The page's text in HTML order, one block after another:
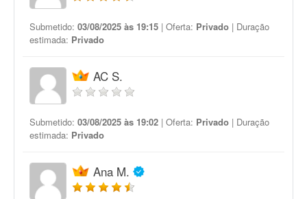
Submetido: 03/08/2025 às 19:15 | Oferta: Privado | Duração
estimada: Privado
AC S.
Submetido: 03/08/2025 às 19:02 | Oferta: Privado | Duração
estimada: Privado
Ana M.